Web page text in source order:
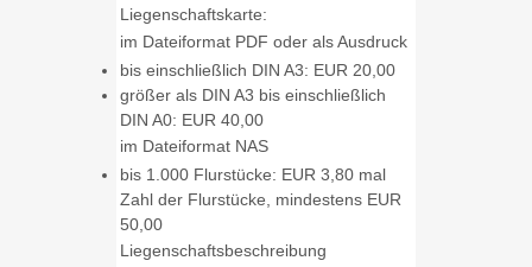
Liegenschaftskarte:
im Dateiformat PDF oder als Ausdruck
bis einschließlich DIN A3: EUR 20,00
größer als DIN A3 bis einschließlich
DIN A0: EUR 40,00
im Dateiformat NAS
bis 1.000 Flurstücke: EUR 3,80 mal
Zahl der Flurstücke, mindestens EUR
50,00
Liegenschaftsbeschreibung